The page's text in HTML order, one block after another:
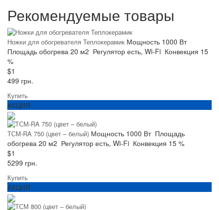
Рекомендуемые товары
Ножки для обогревателя Теплокерамик Мощность 1000 Вт
Площадь обогрева 20 м2 Регулятор есть, Wi-Fi Конвекция 15
%
$1
499 грн.
Купить
АКЦИЯ
ТСМ-RA 750 (цвет – белый) Мощность 1000 Вт Площадь
обогрева 20 м2 Регулятор есть, Wi-Fi Конвекция 15 %
$1
5299 грн.
Купить
АКЦИЯ